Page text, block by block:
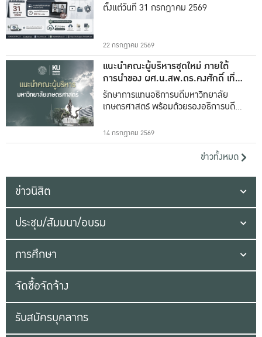
ตั้งแต่วันที่ 31 กรกฎาคม 2569
22 กรกฎาคม 2569
แนะนำคณะผู้บริหารชุดใหม่ ภายใต้
การนำของ ผศ.น.สพ.ดร.คงศักดิ์ เที่ยง
ธรรม
รักษาการแทนอธิการบดีมหาวิทยาลัย
เกษตรศาสตร์ พร้อมด้วยรองอธิการบดีทั้ง
14 กรกฎาคม 2569
ข่าวทั้งหมด
ข่าวนิสิต
ประชุม/สัมมนา/อบรม
การศึกษา
จัดซื้อจัดจ้าง
รับสมัครบุคลากร